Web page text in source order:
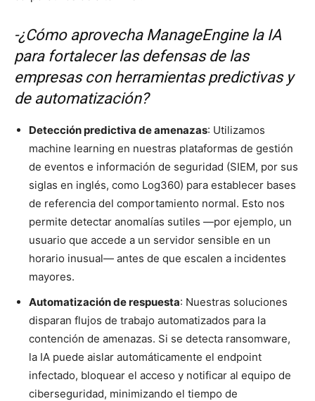
-¿Cómo aprovecha ManageEngine la IA
para fortalecer las defensas de las
empresas con herramientas predictivas y
de automatización?
Detección predictiva de amenazas: Utilizamos
machine learning en nuestras plataformas de gestión
de eventos e información de seguridad (SIEM, por sus
siglas en inglés, como Log360) para establecer bases
de referencia del comportamiento normal. Esto nos
permite detectar anomalías sutiles —por ejemplo, un
usuario que accede a un servidor sensible en un
horario inusual— antes de que escalen a incidentes
mayores.
Automatización de respuesta: Nuestras soluciones
disparan flujos de trabajo automatizados para la
contención de amenazas. Si se detecta ransomware,
la IA puede aislar automáticamente el endpoint
infectado, bloquear el acceso y notificar al equipo de
ciberseguridad, minimizando el tiempo de